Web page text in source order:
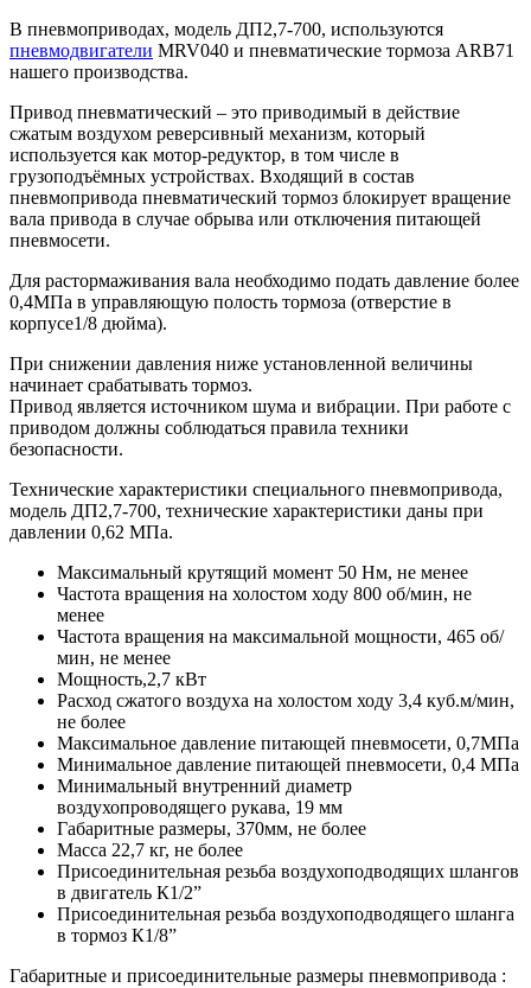
В пневмоприводах, модель ДП2,7-700, используются
пневмодвигатели MRV040 и пневматические тормоза ARB71
нашего производства.
Привод пневматический – это приводимый в действие
сжатым воздухом реверсивный механизм, который
используется как мотор-редуктор, в том числе в
грузоподъёмных устройствах. Входящий в состав
пневмопривода пневматический тормоз блокирует вращение
вала привода в случае обрыва или отключения питающей
пневмосети.
Для растормаживания вала необходимо подать давление более
0,4МПа в управляющую полость тормоза (отверстие в
корпусе1/8 дюйма).
При снижении давления ниже установленной величины
начинает срабатывать тормоз.
Привод является источником шума и вибрации. При работе с
приводом должны соблюдаться правила техники
безопасности.
Технические характеристики специального пневмопривода,
модель ДП2,7-700, технические характеристики даны при
давлении 0,62 МПа.
Максимальный крутящий момент 50 Нм, не менее
Частота вращения на холостом ходу 800 об/мин, не
менее
Частота вращения на максимальной мощности, 465 об/
мин, не менее
Мощность,2,7 кВт
Расход сжатого воздуха на холостом ходу 3,4 куб.м/мин,
не более
Максимальное давление питающей пневмосети, 0,7МПа
Минимальное давление питающей пневмосети, 0,4 МПа
Минимальный внутренний диаметр
воздухопроводящего рукава, 19 мм
Габаритные размеры, 370мм, не более
Масса 22,7 кг, не более
Присоединительная резьба воздухоподводящих шлангов
в двигатель К1/2”
Присоединительная резьба воздухоподводящего шланга
в тормоз К1/8”
Габаритные и присоединительные размеры пневмопривода :